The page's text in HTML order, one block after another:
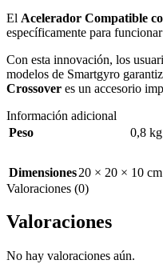
El Acelerador Compatible
específicamente para
Con esta innovación, los
modelos de Smartgyro
Crossover es un accesorio
Información adicional
Peso
0,8 kg
Dimensiones20 × 20 × 10 cm
Valoraciones (0)
Valoraciones
No hay valoraciones aún.